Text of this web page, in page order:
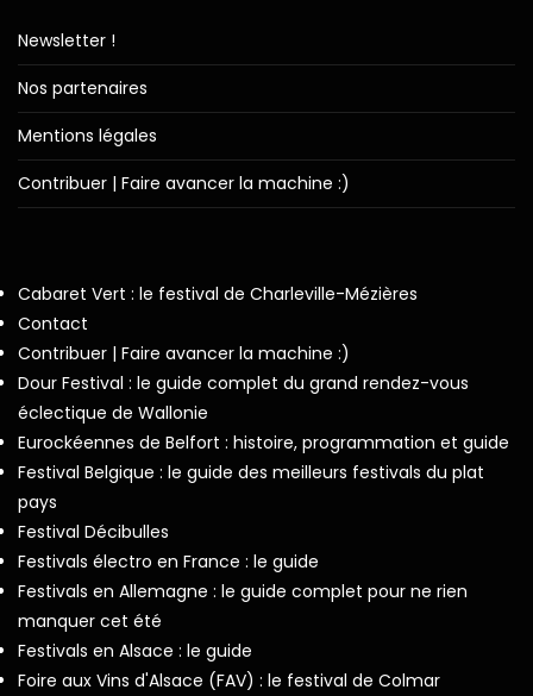
Newsletter !
Nos partenaires
Mentions légales
Contribuer | Faire avancer la machine :)
Cabaret Vert : le festival de Charleville-Mézières
Contact
Contribuer | Faire avancer la machine :)
Dour Festival : le guide complet du grand rendez-vous
éclectique de Wallonie
Eurockéennes de Belfort : histoire, programmation et guide
Festival Belgique : le guide des meilleurs festivals du plat
pays
Festival Décibulles
Festivals électro en France : le guide
Festivals en Allemagne : le guide complet pour ne rien
manquer cet été
Festivals en Alsace : le guide
Foire aux Vins d'Alsace (FAV) : le festival de Colmar